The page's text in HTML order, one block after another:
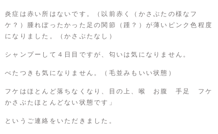
炎症は赤い所はないです。（以前赤く（かさぶたの様なフ
ケ？）腫れぼったかった足の関節（踵？）が薄いピンク色程度
になりました。（かさぶたなし）
シャンプーして４日目ですが、匂いは気になりません。
べたつきも気になりません。（毛並みもいい状態）
フケはほとんど落ちなくなり、目の上、喉 お腹 手足 フケ
かさぶたほとんどない状態です」
というご連絡をいただきました。